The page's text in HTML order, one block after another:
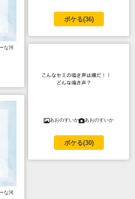
な河
な河
ボケる(36)
あおのすいか あおのすいか
ボケる(30)